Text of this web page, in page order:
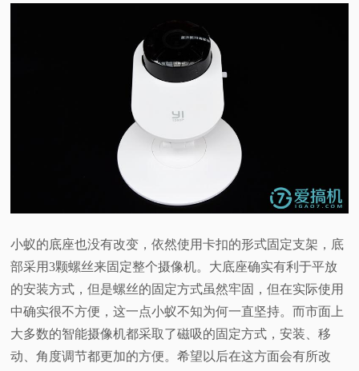
小蚁的底座也没有改变，依然使用卡扣的形式固定支架，底
部采用3颗螺丝来固定整个摄像机。大底座确实有利于平放
的安装方式，但是螺丝的固定方式虽然牢固，但在实际使用
中确实很不方便，这一点小蚁不知为何一直坚持。而市面上
大多数的智能摄像机都采取了磁吸的固定方式，安装、移
动、角度调节都更加的方便。希望以后在这方面会有所改